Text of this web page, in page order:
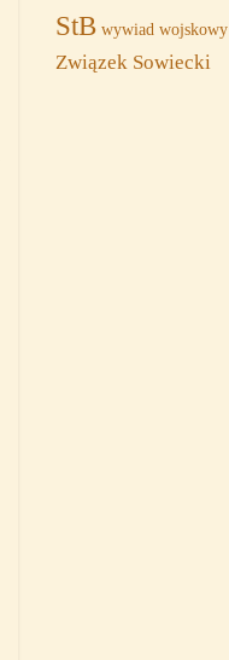
StB wywiad wojskowy
Związek Sowiecki